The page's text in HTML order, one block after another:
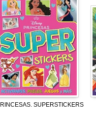
SUPERSTICKERS